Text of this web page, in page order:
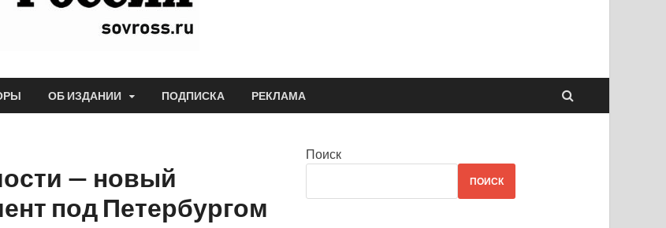
ОБ ИЗДАНИИ ПОДПИСКА РЕКЛАМА
— новый
под Петербургом
Поиск
ПОИСК